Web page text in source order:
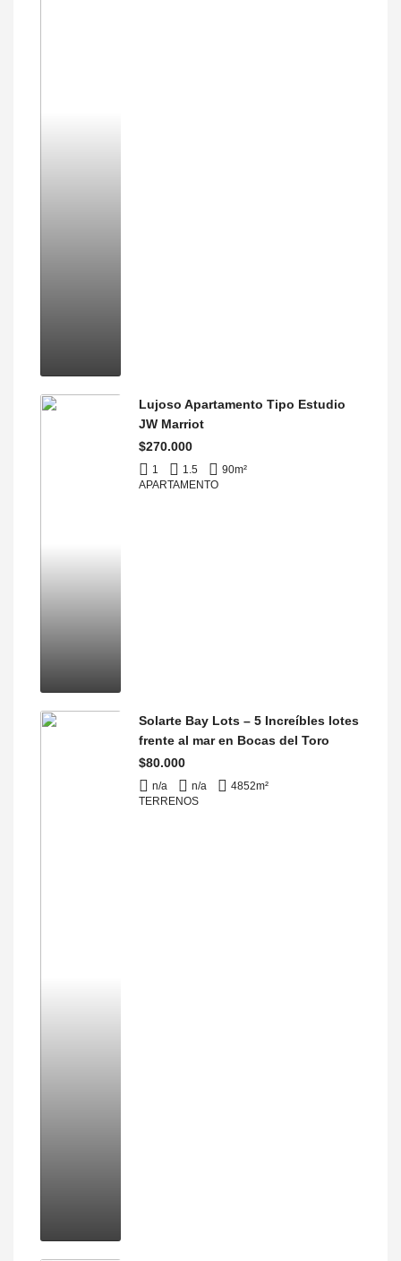
Lujoso Apartamento Tipo Estudio
JW Marriot
$270.000
1 1.5 90m²
APARTAMENTO
Solarte Bay Lots – 5 Increíbles lotes
frente al mar en Bocas del Toro
$80.000
n/a n/a 4852m²
TERRENOS